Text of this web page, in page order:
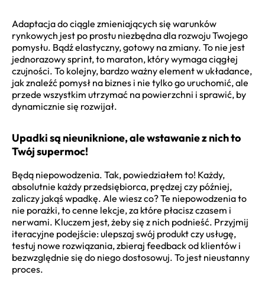
Adaptacja do ciągle zmieniających się warunków
rynkowych jest po prostu niezbędna dla rozwoju Twojego
pomysłu. Bądź elastyczny, gotowy na zmiany. To nie jest
jednorazowy sprint, to maraton, który wymaga ciągłej
czujności. To kolejny, bardzo ważny element w układance,
jak znaleźć pomysł na biznes i nie tylko go uruchomić, ale
przede wszystkim utrzymać na powierzchni i sprawić, by
dynamicznie się rozwijał.
Upadki są nieuniknione, ale wstawanie z nich to
Twój supermoc!
Będą niepowodzenia. Tak, powiedziałem to! Każdy,
absolutnie każdy przedsiębiorca, prędzej czy później,
zaliczy jakąś wpadkę. Ale wiesz co? Te niepowodzenia to
nie porażki, to cenne lekcje, za które płacisz czasem i
nerwami. Kluczem jest, żeby się z nich podnieść. Przyjmij
iteracyjne podejście: ulepszaj swój produkt czy usługę,
testuj nowe rozwiązania, zbieraj feedback od klientów i
bezwzględnie się do niego dostosowuj. To jest nieustanny
proces.